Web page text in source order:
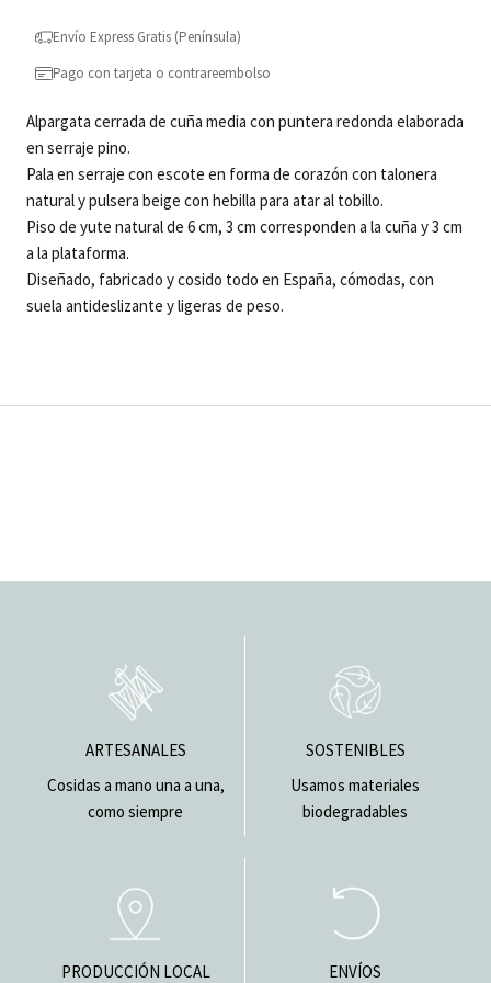
Envío Express Gratis (Península)
Pago con tarjeta o contrareembolso
Alpargata cerrada de cuña media con puntera redonda elaborada
en serraje pino.
Pala en serraje con escote en forma de corazón con talonera
natural y pulsera beige con hebilla para atar al tobillo.
Piso de yute natural de 6 cm, 3 cm corresponden a la cuña y 3 cm
a la plataforma.
Diseñado, fabricado y cosido todo en España, cómodas, con
suela antideslizante y ligeras de peso.
ARTESANALES
Cosidas a mano una a una,
como siempre
SOSTENIBLES
Usamos materiales
biodegradables
PRODUCCIÓN LOCAL ENVÍOS